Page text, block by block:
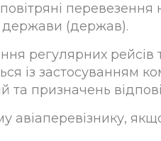
перевезення
держави (держав).
регулярних рейсів
із застосуванням
та призначень
авіаперевізнику,